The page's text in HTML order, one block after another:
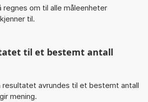
regnes om til alle måleenheter
til.
til et bestemt antall
resultatet avrundes til et bestemt antall
mening.